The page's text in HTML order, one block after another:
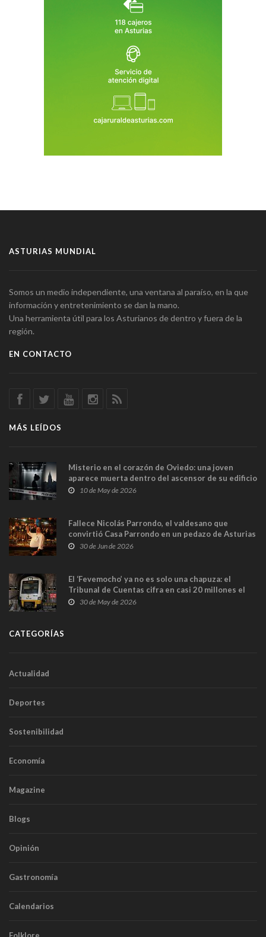
ASTURIAS MUNDIAL
Somos un medio independiente, una ventana al paraíso, en la que
información y entretenimiento se dan la mano.
Una herramienta útil para los Asturianos de dentro y fuera de la
región.
EN CONTACTO
MÁS LEÍDOS
Misterio en el corazón de Oviedo: una joven
aparece muerta dentro del ascensor de su edificio
y las cámaras captan sus últimos minutos
10 de May de 2026
Fallece Nicolás Parrondo, el valdesano que
convirtió Casa Parrondo en un pedazo de Asturias
en Madrid
30 de Jun de 2026
El ‘Fevemocho’ ya no es solo una chapuza: el
Tribunal de Cuentas cifra en casi 20 millones el
sobrecoste de los trenes que no cabían por los
30 de May de 2026
CATEGORÍAS
Actualidad
Deportes
Sostenibilidad
Economía
Magazine
Blogs
Opinión
Gastronomía
Calendarios